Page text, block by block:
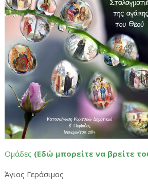
Ομάδες (Εδώ μπορείτε να βρείτε
Άγιος Γεράσιμος